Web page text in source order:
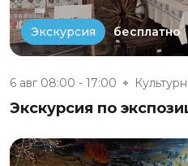
Экскурсия бесплатно
6 авг 08:00 - 17:00
Экскурсия по